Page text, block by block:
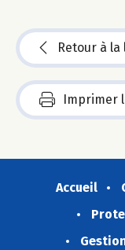
Retour à la
Imprimer
Accueil